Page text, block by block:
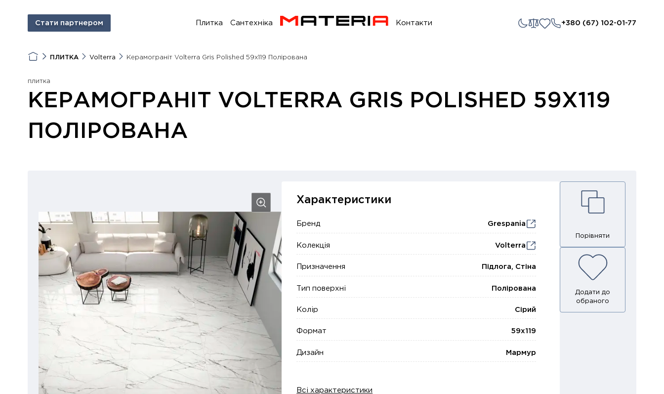
Стати партнером Плитка Сантехніка Контакти +380 (67) 102-01-77
ПЛИТКА Volterra Керамограніт Volterra Gris Polished 59x119 Полірована
плитка
КЕРАМОГРАНІТ VOLTERRA GRIS POLISHED 59X119
ПОЛІРОВАНА
Характеристики
Бренд Grespania
Колекція Volterra
Призначення Підлога, Стіна
Тип поверхні Полірована
Колір Сірий
Формат 59x119
Дизайн Мармур
Всі характеристики